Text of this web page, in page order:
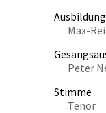
Ausbildung
Max-
Peter
Stimme
Tenor